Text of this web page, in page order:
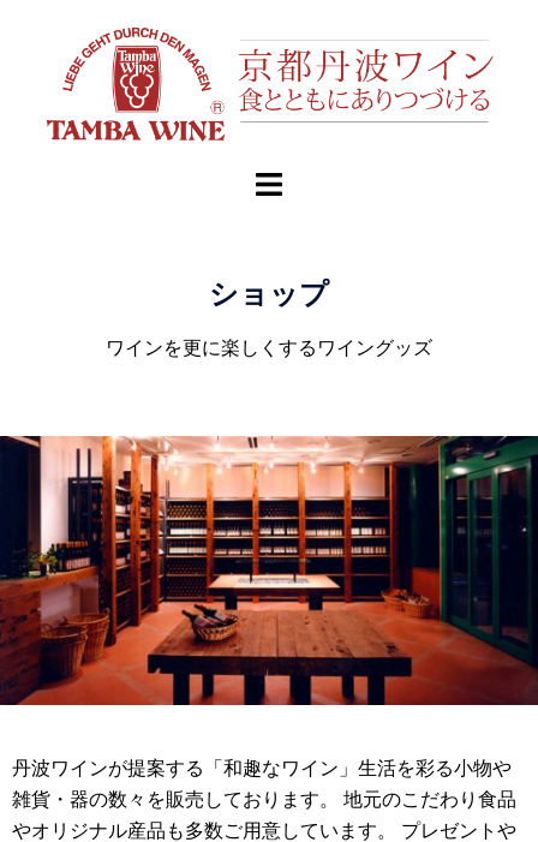
ショップ
ワインを更に楽しくするワイングッズ
丹波ワインが提案する「和趣なワイン」生活を彩る小物や
雑貨・器の数々を販売しております。 地元のこだわり食品
やオリジナル産品も多数ご用意しています。 プレゼントや